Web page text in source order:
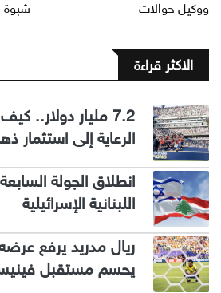
ووكيل حوالات شبوة
الاكثر قراءة
7.2 مليار دولار..
الرعاية إلى استثمار
انطلاق الجولة
اللبنانية الإسرائيلية
ريال مدريد يرفع
يحسم مستقبل